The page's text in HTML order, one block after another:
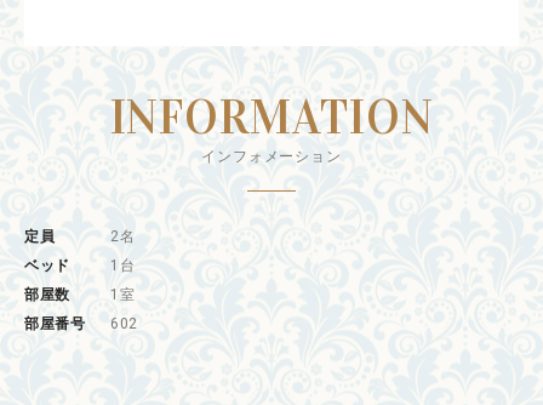
INFORMATION
インフォメーション
定員
2名
ベッド
1台
部屋数
1室
部屋番号
602